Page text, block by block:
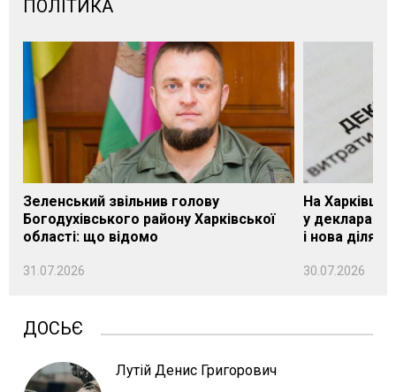
ПОЛІТИКА
Зеленський звільнив голову
Богодухівського району Харківської
області: що відомо
31.07.2026
На
у декларації
і нова
30.07.2026
ДОСЬЄ
Лутій Денис Григорович